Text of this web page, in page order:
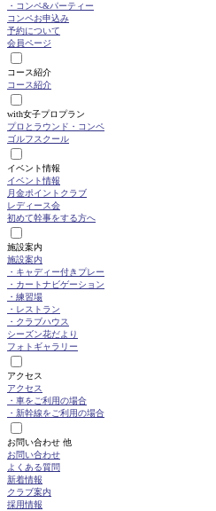
・コンペ&パーティー
コンペお申込み
予約について
会員ページ
コース紹介
コース紹介
with女子プロプラン
プロとラウンド・コンペ
ゴルフスクール
イベント情報
イベント情報
月金ポイントクラブ
レディース会
初めて幹事をする方へ
施設案内
施設案内
・キャディー付きプレー
・カートナビゲーション
・練習場
・レストラン
・クラブハウス
シーズン花だより
フォトギャラリー
アクセス
アクセス
・車をご利用の場合
・新幹線をご利用の場合
お問い合わせ 他
お問い合わせ
よくある質問
新着情報
クラブ案内
採用情報